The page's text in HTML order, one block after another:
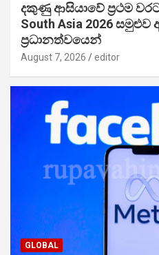
දකුණු ආසියාවේ ප්‍රථම
South Asia 2026 සමුළුව
ප්‍රධානත්වයෙන්
August 7, 2026 editor
GLOBAL